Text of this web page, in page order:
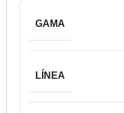
GAMA
LÍNEA